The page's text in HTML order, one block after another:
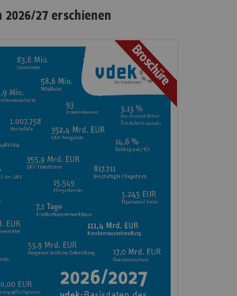
2026/27 erschienen
Broschüre